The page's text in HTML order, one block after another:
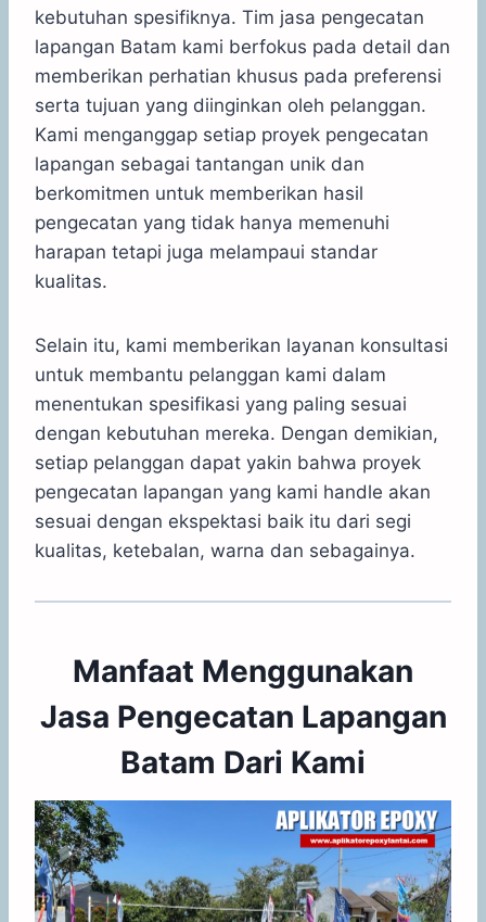
kebutuhan spesifiknya. Tim jasa pengecatan
lapangan Batam kami berfokus pada detail dan
memberikan perhatian khusus pada preferensi
serta tujuan yang diinginkan oleh pelanggan.
Kami menganggap setiap proyek pengecatan
lapangan sebagai tantangan unik dan
berkomitmen untuk memberikan hasil
pengecatan yang tidak hanya memenuhi
harapan tetapi juga melampaui standar
kualitas.
Selain itu, kami memberikan layanan konsultasi
untuk membantu pelanggan kami dalam
menentukan spesifikasi yang paling sesuai
dengan kebutuhan mereka. Dengan demikian,
setiap pelanggan dapat yakin bahwa proyek
pengecatan lapangan yang kami handle akan
sesuai dengan ekspektasi baik itu dari segi
kualitas, ketebalan, warna dan sebagainya.
Manfaat Menggunakan
Jasa Pengecatan Lapangan
Batam Dari Kami